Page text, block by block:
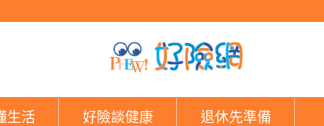
生活 好險談健康 退休先準備